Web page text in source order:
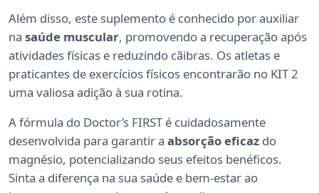
Além disso, este suplemento é conhecido por auxiliar
na saúde muscular, promovendo a recuperação após
atividades físicas e reduzindo cãibras. Os atletas e
praticantes de exercícios físicos encontrarão no KIT 2
uma valiosa adição à sua rotina.
A fórmula do Doctor’s FIRST é cuidadosamente
desenvolvida para garantir a absorção eficaz do
magnésio, potencializando seus efeitos benéficos.
Sinta a diferença na sua saúde e bem-estar ao